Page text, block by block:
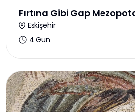
Fırtına Gibi Gap
Eskişehir
4 Gün